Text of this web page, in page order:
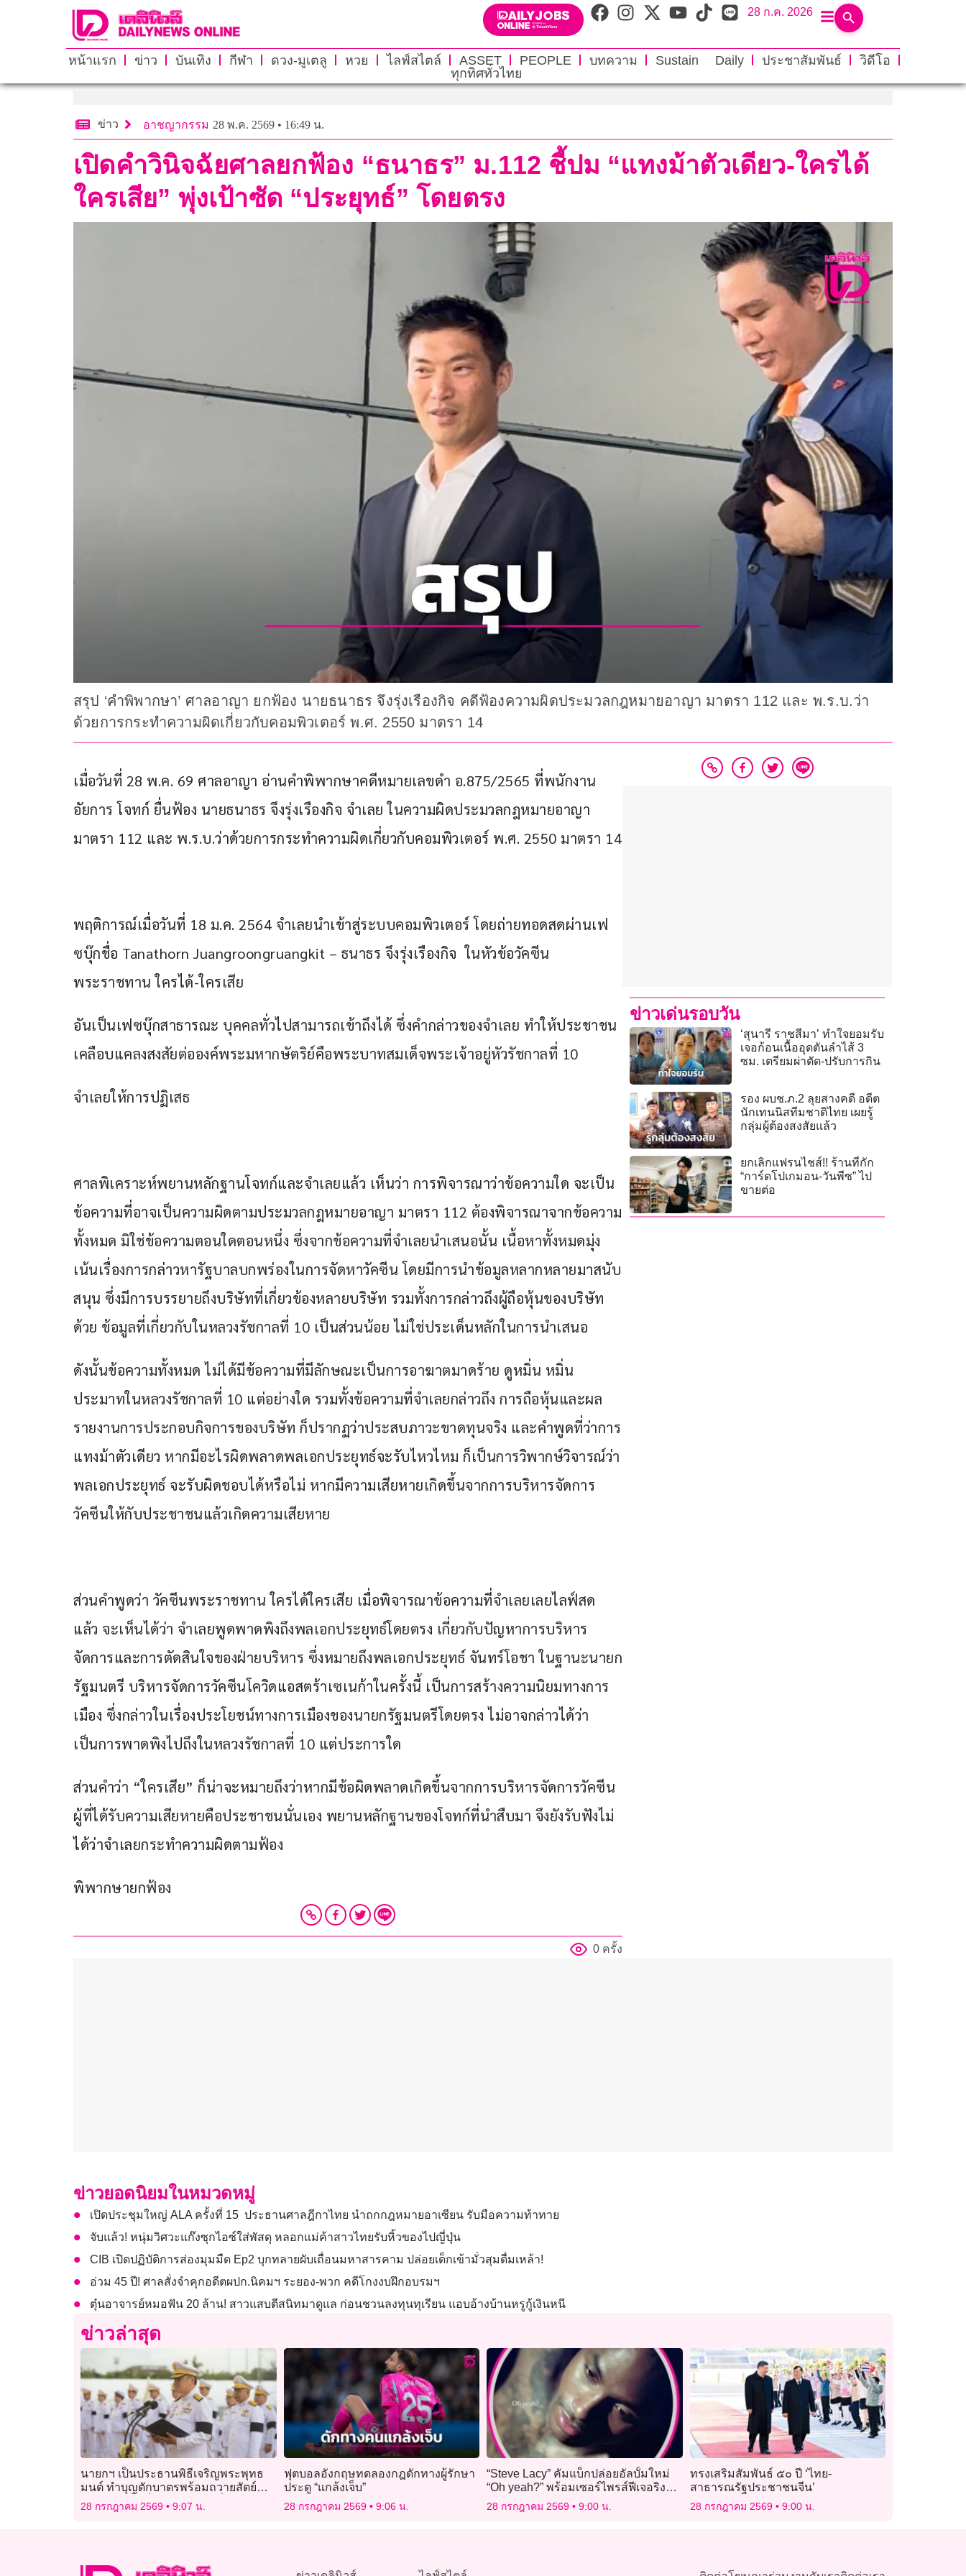
28 ก.ค. 2026
หน้าแรก ข่าว บันเทิง กีฬา ดวง-มูเตลู หวย ไลฟ์สไตล์ ASSET PEOPLE บทความ Sustain Daily ประชาสัมพันธ์
วิดีโอ
ทุกทิศทั่วไทย
ข่าว อาชญากรรม 28 พ.ค. 2569 • 16:49 น.
เปิดคำวินิจฉัยศาลยกฟ้อง “ธนาธร” ม.112 ชี้ปม “แทงม้าตัวเดียว-ใครได้
ใครเสีย” พุ่งเป้าซัด “ประยุทธ์” โดยตรง
​สรุป ‘คำพิพากษา’ ศาลอาญา ยกฟ้อง นายธนาธร จึงรุ่งเรืองกิจ คดีฟ้องความผิดประมวลกฎหมายอาญา มาตรา 112 และ พ.ร.บ.ว่า
ด้วยการกระทำความผิดเกี่ยวกับคอมพิวเตอร์ พ.ศ. 2550 มาตรา 14
เมื่อวันที่ 28 พ.ค. 69 ศาลอาญา อ่านคำพิพากษาคดีหมายเลขดำ อ.875/2565 ที่พนักงาน
อัยการ โจทก์ ยื่นฟ้อง นายธนาธร จึงรุ่งเรืองกิจ จำเลย ในความผิดประมวลกฎหมายอาญา
มาตรา 112 และ พ.ร.บ.ว่าด้วยการกระทำความผิดเกี่ยวกับคอมพิวเตอร์ พ.ศ. 2550 มาตรา 14
พฤติการณ์เมื่อวันที่ 18 ม.ค. 2564 จำเลยนำเข้าสู่ระบบคอมพิวเตอร์ โดยถ่ายทอดสดผ่านเฟ
ซบุ๊กชื่อ Tanathorn Juangroongruangkit – ธนาธร จึงรุ่งเรืองกิจ  ในหัวข้อวัคซีน
พระราชทาน ใครได้-ใครเสีย
อันเป็นเฟซบุ๊กสาธารณะ บุคคลทั่วไปสามารถเข้าถึงได้ ซึ่งคำกล่าวของจำเลย ทำให้ประชาชน
เคลือบแคลงสงสัยต่อองค์พระมหากษัตริย์คือพระบาทสมเด็จพระเจ้าอยู่หัวรัชกาลที่ 10
​จำเลยให้การปฏิเสธ
ศาลพิเคราะห์พยานหลักฐานโจทก์และจำเลยแล้ว เห็นว่า การพิจารณาว่าข้อความใด จะเป็น
ข้อความที่อาจเป็นความผิดตามประมวลกฎหมายอาญา มาตรา 112 ต้องพิจารณาจากข้อความ
ทั้งหมด มิใช่ข้อความตอนใดตอนหนึ่ง ซึ่งจากข้อความที่จำเลยนำเสนอนั้น เนื้อหาทั้งหมดมุ่ง
เน้นเรื่องการกล่าวหารัฐบาลบกพร่องในการจัดหาวัคซีน โดยมีการนำข้อมูลหลากหลายมาสนับ
สนุน ซึ่งมีการบรรยายถึงบริษัทที่เกี่ยวข้องหลายบริษัท รวมทั้งการกล่าวถึงผู้ถือหุ้นของบริษัท
ด้วย ข้อมูลที่เกี่ยวกับในหลวงรัชกาลที่ 10 เป็นส่วนน้อย ไม่ใช่ประเด็นหลักในการนำเสนอ
ดังนั้นข้อความทั้งหมด ไม่ได้มีข้อความที่มีลักษณะเป็นการอาฆาตมาดร้าย ดูหมิ่น หมิ่น
ประมาทในหลวงรัชกาลที่ 10 แต่อย่างใด รวมทั้งข้อความที่จำเลยกล่าวถึง การถือหุ้นและผล
รายงานการประกอบกิจการของบริษัท ก็ปรากฏว่าประสบภาวะขาดทุนจริง และคำพูดที่ว่าการ
แทงม้าตัวเดียว หากมีอะไรผิดพลาดพลเอกประยุทธ์จะรับไหวไหม ก็เป็นการวิพากษ์วิจารณ์ว่า
พลเอกประยุทธ์ จะรับผิดชอบได้หรือไม่ หากมีความเสียหายเกิดขึ้นจากการบริหารจัดการ
วัคซีนให้กับประชาชนแล้วเกิดความเสียหาย
ส่วนคำพูดว่า วัคซีนพระราชทาน ใครได้ใครเสีย เมื่อพิจารณาข้อความที่จำเลยเลยไลฟ์สด
แล้ว จะเห็นได้ว่า จำเลยพูดพาดพิงถึงพลเอกประยุทธ์โดยตรง เกี่ยวกับปัญหาการบริหาร
จัดการและการตัดสินใจของฝ่ายบริหาร ซึ่งหมายถึงพลเอกประยุทธ์ จันทร์โอชา ในฐานะนายก
รัฐมนตรี บริหารจัดการวัคซีนโควิดแอสตร้าเซเนก้าในครั้งนี้ เป็นการสร้างความนิยมทางการ
เมือง ซึ่งกล่าวในเรื่องประโยชน์ทางการเมืองของนายกรัฐมนตรีโดยตรง ไม่อาจกล่าวได้ว่า
เป็นการพาดพิงไปถึงในหลวงรัชกาลที่ 10 แต่ประการใด
​ส่วนคำว่า “ใครเสีย” ก็น่าจะหมายถึงว่าหากมีข้อผิดพลาดเกิดขึ้นจากการบริหารจัดการวัคซีน
ผู้ที่ได้รับความเสียหายคือประชาชนนั่นเอง พยานหลักฐานของโจทก์ที่นำสืบมา จึงยังรับฟังไม่
ได้ว่าจำเลยกระทำความผิดตามฟ้อง
พิพากษายกฟ้อง
0 ครั้ง
ข่าวเด่นรอบวัน
‘สุนารี ราชสีมา’ ทำใจยอมรับ
เจอก้อนเนื้ออุดตันลำไส้ 3
ซม. เตรียมผ่าตัด-ปรับการกิน
รอง ผบช.ภ.2 ลุยสางคดี อดีต
นักเทนนิสทีมชาติไทย เผยรู้
กลุ่มผู้ต้องสงสัยแล้ว
ยกเลิกแฟรนไชส์!! ร้านที่กัก
“การ์ดโปเกมอน-วันพีซ” ไป
ขายต่อ
ข่าวยอดนิยมในหมวดหมู่
เปิดประชุมใหญ่ ALA ครั้งที่ 15 ประธานศาลฎีกาไทย นำถกกฎหมายอาเซียน รับมือความท้าทาย
จับแล้ว! หนุ่มวิศวะแก๊งซุกไอซ์ใส่พัสดุ หลอกแม่ค้าสาวไทยรับหิ้วของไปญี่ปุ่น
CIB เปิดปฏิบัติการส่องมุมมืด Ep2 บุกทลายผับเถื่อนมหาสารคาม ปล่อยเด็กเข้ามั่วสุมดื่มเหล้า!
อ่วม 45 ปี! ศาลสั่งจำคุกอดีตผปก.นิคมฯ ระยอง-พวก คดีโกงงบฝึกอบรมฯ
ตุ๋นอาจารย์หมอฟัน 20 ล้าน! สาวแสบตีสนิทมาดูแล ก่อนชวนลงทุนทุเรียน แอบอ้างบ้านหรูกู้เงินหนี
ข่าวล่าสุด
นายกฯ เป็นประธานพิธีเจริญพระพุทธ
มนต์ ทำบุญตักบาตรพร้อมถวายสัตย์
ปฏิญาณเพื่อเป็นข้าราชการที่ดี และพลัง
ของแผ่นดิน
28 กรกฎาคม 2569 9:07 น.
ฟุตบอลอังกฤษทดลองกฎดักทางผู้รักษา
ประตู “แกล้งเจ็บ”
28 กรกฎาคม 2569 9:06 น.
“Steve Lacy” คัมแบ็กปล่อยอัลบั้มใหม่
“Oh yeah?” พร้อมเซอร์ไพรส์ฟีเจอริง
SZA
28 กรกฎาคม 2569 9:00 น.
ทรงเสริมสัมพันธ์ ๕๐ ปี ‘ไทย-
สาธารณรัฐประชาชนจีน’
28 กรกฎาคม 2569 9:00 น.